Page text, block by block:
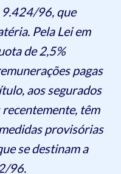
9.424/96, que
Pela Lei em
de 2,5%
pagas
aos segurados
têm
provisórias
se destinam a
96.